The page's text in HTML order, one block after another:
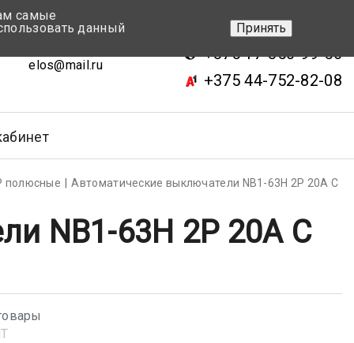
elos@mail.ru
+375 17-343-46-70
+375 17-350-99-56
+375 44-752-82-08
полюсные
Автоматические выключатели NB1-63H 2P 20A C
NB1-63H 2P 20A C
самые
данный
Принять